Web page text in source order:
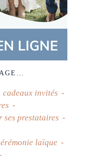
cadeaux invités
ses prestataires
laïque